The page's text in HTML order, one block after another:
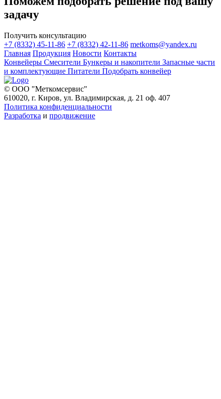
задачу
Получить консультацию
+7 (8332) 45-11-86 +7 (8332) 42-11-86 metkoms@yandex.ru
Главная Продукция Новости Контакты
Конвейеры Смесители Бункеры и накопители Запасные части
и комплектующие Питатели Подобрать конвейер
© ООО "Меткомсервис"
610020, г. Киров, ул. Владимирская, д. 21 оф. 407
Политика конфиденциальности
Разработка и продвижение